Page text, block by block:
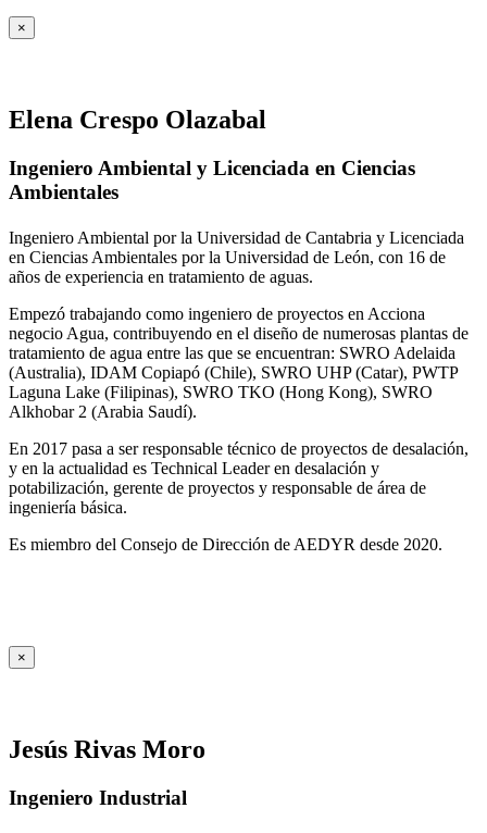
×
Elena Crespo Olazabal
Ingeniero Ambiental y Licenciada en Ciencias
Ambientales
Ingeniero Ambiental por la Universidad de Cantabria y Licenciada
en Ciencias Ambientales por la Universidad de León, con 16 de
años de experiencia en tratamiento de aguas.
Empezó trabajando como ingeniero de proyectos en Acciona
negocio Agua, contribuyendo en el diseño de numerosas plantas de
tratamiento de agua entre las que se encuentran: SWRO Adelaida
(Australia), IDAM Copiapó (Chile), SWRO UHP (Catar), PWTP
Laguna Lake (Filipinas), SWRO TKO (Hong Kong), SWRO
Alkhobar 2 (Arabia Saudí).
En 2017 pasa a ser responsable técnico de proyectos de desalación,
y en la actualidad es Technical Leader en desalación y
potabilización, gerente de proyectos y responsable de área de
ingeniería básica.
Es miembro del Consejo de Dirección de AEDYR desde 2020.
×
Jesús Rivas Moro
Ingeniero Industrial